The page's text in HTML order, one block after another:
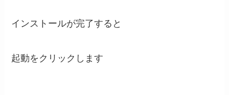
インストールが完了すると
起動をクリックします